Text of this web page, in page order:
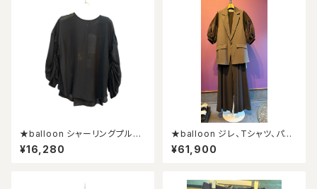
★balloon シャーリングプルオ
ーバー★
¥16,280
★balloon ジレ、Tシャツ、パン
ツセット★
¥61,900